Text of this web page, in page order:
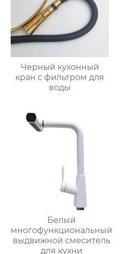
Черный кухонный
кран с фильтром для
воды
Белый
многофункциональный
выдвижной смеситель
для кухни